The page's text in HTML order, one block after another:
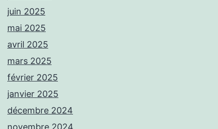
juin 2025
mai 2025
avril 2025
mars 2025
février 2025
janvier 2025
décembre 2024
novembre 2024